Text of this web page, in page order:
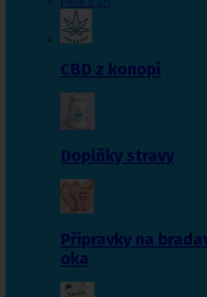
Péče o oči
CBD z konopí
Doplňky stravy
Přípravky na
oka